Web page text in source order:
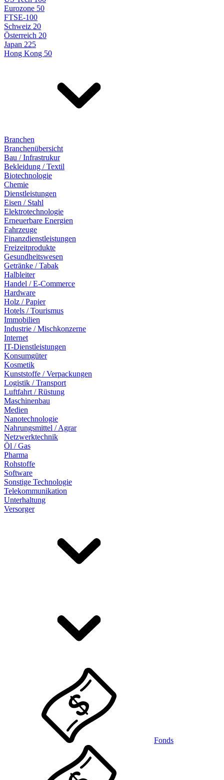
Eurozone 50
FTSE-100
Schweiz 20
Österreich 20
Japan 225
Hong Kong 50
Branchen
Branchenübersicht
Bau / Infrastrukur
Bekleidung / Textil
Biotechnologie
Chemie
Dienstleistungen
Eisen / Stahl
Elektrotechnologie
Erneuerbare Energien
Fahrzeuge
Finanzdienstleistungen
Freizeitprodukte
Gesundheitswesen
Getränke / Tabak
Halbleiter
Handel / E-Commerce
Hardware
Holz / Papier
Hotels / Tourismus
Immobilien
Industrie / Mischkonzerne
Internet
IT-Dienstleistungen
Konsumgüter
Kosmetik
Kunststoffe / Verpackungen
Logistik / Transport
Luftfahrt / Rüstung
Maschinenbau
Medien
Nanotechnologie
Nahrungsmittel / Agrar
Netzwerktechnik
Öl / Gas
Pharma
Rohstoffe
Software
Sonstige Technologie
Telekommunikation
Unterhaltung
Versorger
Fonds